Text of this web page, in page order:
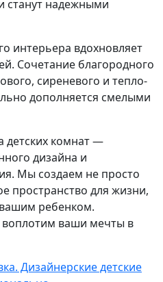
станут надежными
интерьера вдохновляет
Сочетание благородного
сиреневого и тепло-
дополняется смелыми
детских комнат —
дизайна и
Мы создаем не просто
пространство для жизни,
вашим ребенком.
ваши мечты в